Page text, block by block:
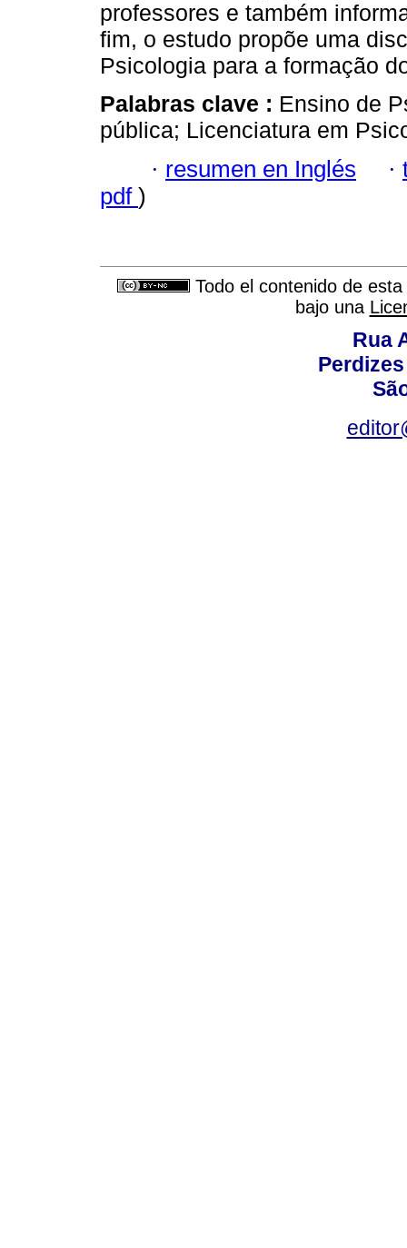
professores e também
fim, o estudo propõe uma
Psicologia para a formação
Palabras clave : Ensino de
pública; Licenciatura em
· resumen en Inglés ·
pdf )
Todo el contenido de
bajo una
Rua